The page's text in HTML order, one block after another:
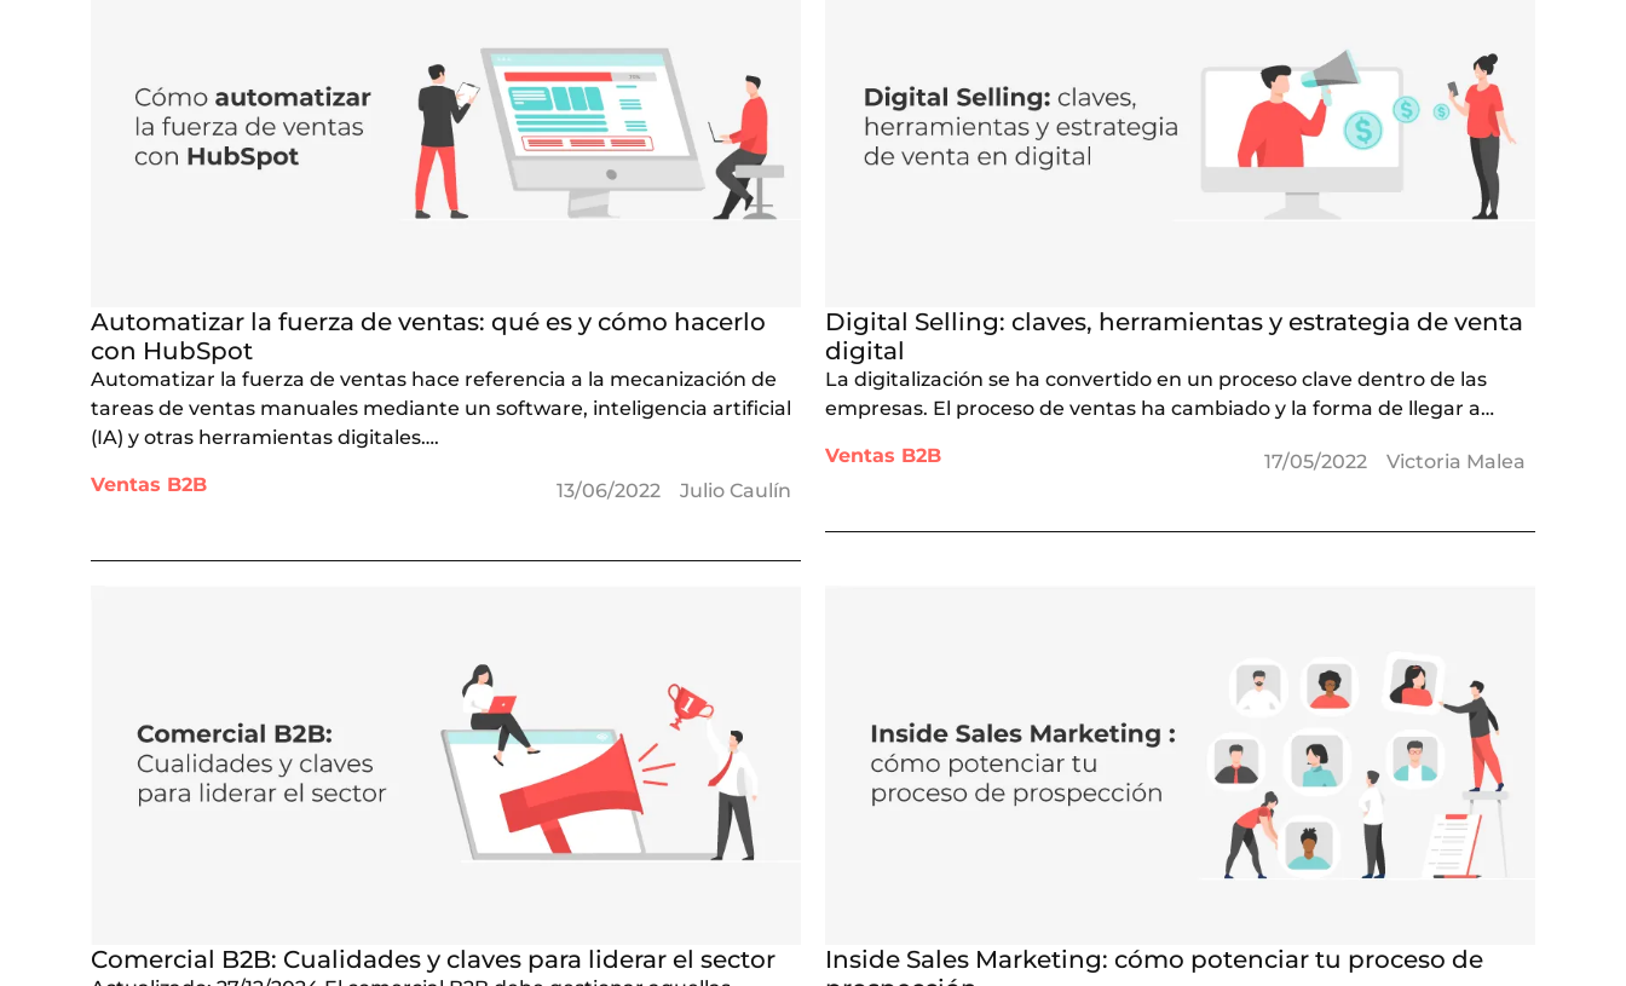
Automatizar la fuerza de ventas: qué es y cómo hacerlo
con HubSpot
Automatizar la fuerza de ventas hace referencia a la mecanización de
tareas de ventas manuales mediante un software, inteligencia artificial
(IA) y otras herramientas digitales….
Ventas B2B 13/06/2022 Julio Caulín
Digital Selling: claves, herramientas y estrategia de venta
digital
La digitalización se ha convertido en un proceso clave dentro de las
empresas. El proceso de ventas ha cambiado y la forma de llegar a…
Ventas B2B 17/05/2022 Victoria Malea
Comercial B2B: Cualidades y claves para liderar el sector
Inside Sales Marketing: cómo potenciar tu proceso de